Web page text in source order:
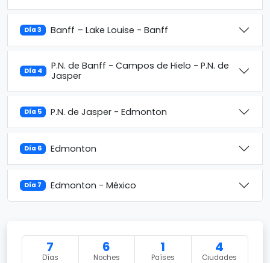
Día 3 Banff – Lake Louise - Banff
Día 4
P.N. de Banff - Campos de Hielo - P.N. de
Jasper
Día 5 P.N. de Jasper - Edmonton
Día 6 Edmonton
Día 7 Edmonton - México
7
Días
6
Noches
1
Países
4
Ciudades